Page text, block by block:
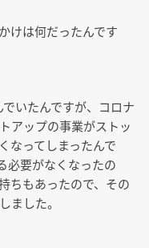
けは何だったんです
いたんですが、コロナ
アップの事業がストッ
なってしまったんで
要がなくなったの
ちもあったので、その
ました。